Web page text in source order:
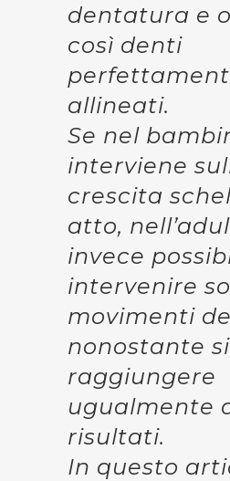
dentatura e
così denti
allineati.
Se nel
interviene
crescita
atto,
invece
intervenire
movimenti
nonostante
raggiungere
ugualmente
risultati.
In questo